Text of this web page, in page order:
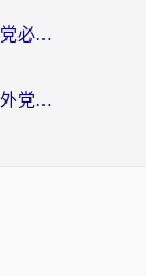
洋码头在缅甸用不了怎么办？海外党必备回国加速指南，解决追剧购物生活服务难题
优酷视频怎么才能解除只看谁？海外党亲测有效的追剧自由指南